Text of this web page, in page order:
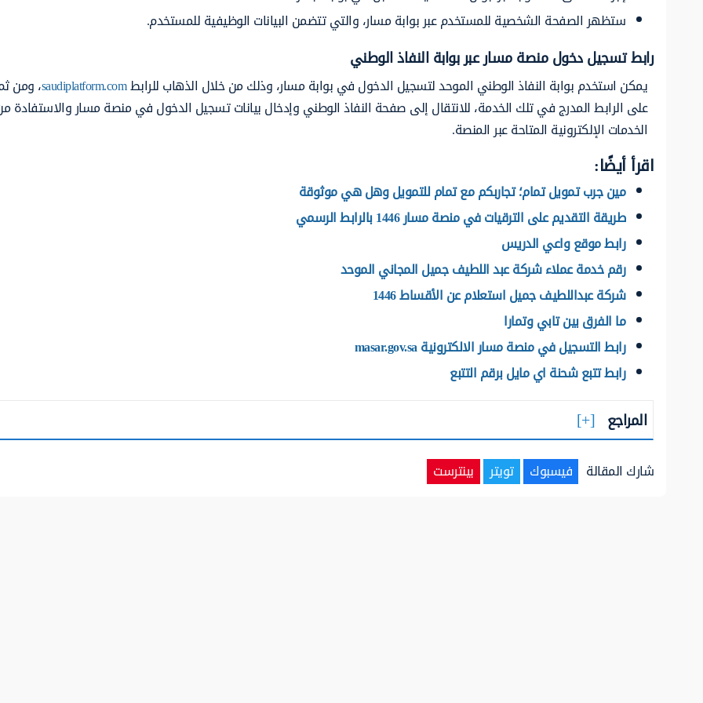
ستظهر الصفحة الشخصية للمستخدم عبر بوابة مسار، والتي تتضمن البيانات الوظيفية للمستخدم.
رابط تسجيل دخول منصة مسار عبر بوابة النفاذ الوطني
يمكن استخدم بوابة النفاذ الوطني الموحد لتسجيل الدخول في بوابة مسار، وذلك من خلال الذهاب للرابطsaudiplatform.com، ومن
على الرابط المدرج في تلك الخدمة، للانتقال إلى صفحة النفاذ الوطني وإدخال بيانات تسجيل الدخول في منصة مسار والاستفادة
الخدمات الإلكترونية المتاحة عبر المنصة.
اقرأ أيضًا:
مين جرب تمويل تمام؛ تجاربكم مع تمام للتمويل وهل هي موثوقة
طريقة التقديم على الترقيات في منصة مسار 1446 بالرابط الرسمي
رابط موقع واعي الدريس
رقم خدمة عملاء شركة عبد اللطيف جميل المجاني الموحد
شركة عبداللطيف جميل استعلام عن الأقساط 1446
ما الفرق بين تابي وتمارا
رابط التسجيل في منصة مسار الالكترونية masar.gov.sa
رابط تتبع شحنة اي مايل برقم التتبع
المراجع
شارك المقالة فيسبوك تويتر بينترست